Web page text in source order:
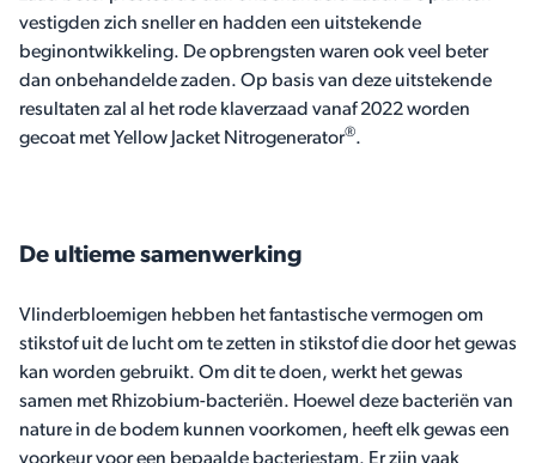
vestigden zich sneller en hadden een uitstekende
beginontwikkeling. De opbrengsten waren ook veel beter
dan onbehandelde zaden. Op basis van deze uitstekende
resultaten zal al het rode klaverzaad vanaf 2022 worden
gecoat met Yellow Jacket Nitrogenerator®.
De ultieme samenwerking
Vlinderbloemigen hebben het fantastische vermogen om
stikstof uit de lucht om te zetten in stikstof die door het gewas
kan worden gebruikt. Om dit te doen, werkt het gewas
samen met Rhizobium-bacteriën. Hoewel deze bacteriën van
nature in de bodem kunnen voorkomen, heeft elk gewas een